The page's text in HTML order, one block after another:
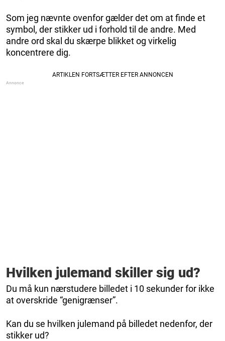
Som jeg nævnte ovenfor gælder det om at finde et
symbol, der stikker ud i forhold til de andre. Med
andre ord skal du skærpe blikket og virkelig
koncentrere dig.
Hvilken julemand skiller sig ud?
Du må kun nærstudere billedet i 10 sekunder for ikke
at overskride “genigrænser”.
Kan du se hvilken julemand på billedet nedenfor, der
stikker ud?